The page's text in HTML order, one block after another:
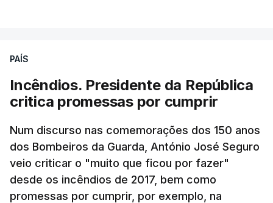
PAÍS
Incêndios. Presidente da República
critica promessas por cumprir
Num discurso nas comemorações dos 150 anos
dos Bombeiros da Guarda, António José Seguro
veio criticar o "muito que ficou por fazer"
desde os incêndios de 2017, bem como
promessas por cumprir, por exemplo, na